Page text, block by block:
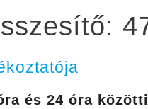
és 24 óra